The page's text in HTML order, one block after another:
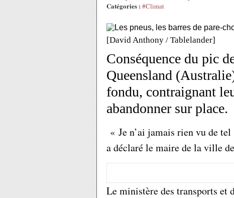
Catégories : #Climat
[David Anthony / Tablelander]
Conséquence du pic
Queensland
fondu, contraignant
abandonner sur place.
« Je n’ai jamais rien vu de
a déclaré le maire de la ville
Le ministère des transports et